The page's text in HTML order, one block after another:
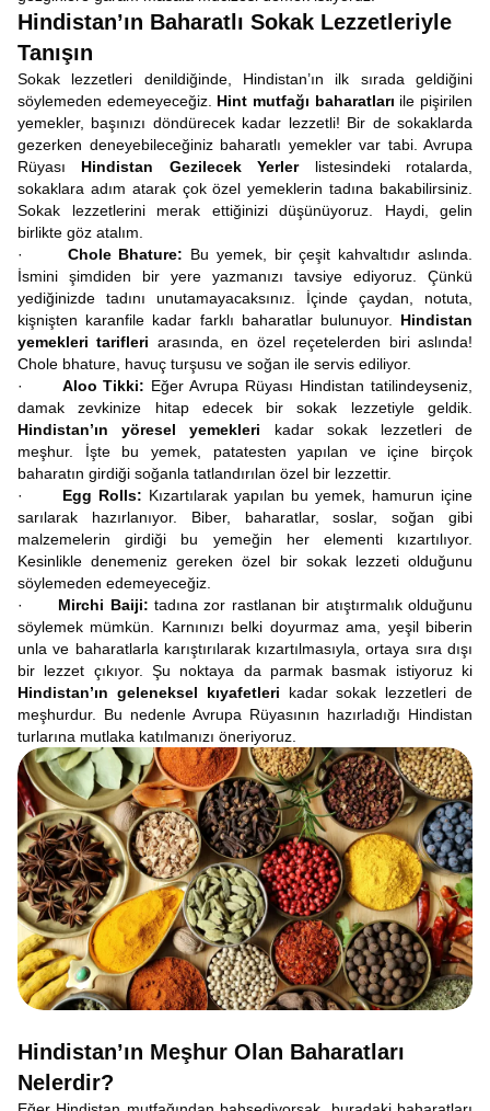
Hindistan’ın Baharatlı Sokak Lezzetleriyle
Tanışın
Sokak lezzetleri denildiğinde, Hindistan’ın ilk sırada geldiğini
söylemeden edemeyeceğiz. Hint mutfağı baharatları ile pişirilen
yemekler, başınızı döndürecek kadar lezzetli! Bir de sokaklarda
gezerken deneyebileceğiniz baharatlı yemekler var tabi. Avrupa
Rüyası Hindistan Gezilecek Yerler listesindeki rotalarda,
sokaklara adım atarak çok özel yemeklerin tadına bakabilirsiniz.
Sokak lezzetlerini merak ettiğinizi düşünüyoruz. Haydi, gelin
birlikte göz atalım.
· Chole Bhature: Bu yemek, bir çeşit kahvaltıdır aslında.
İsmini şimdiden bir yere yazmanızı tavsiye ediyoruz. Çünkü
yediğinizde tadını unutamayacaksınız. İçinde çaydan, notuta,
kişnişten karanfile kadar farklı baharatlar bulunuyor. Hindistan
yemekleri tarifleri arasında, en özel reçetelerden biri aslında!
Chole bhature, havuç turşusu ve soğan ile servis ediliyor.
· Aloo Tikki: Eğer Avrupa Rüyası Hindistan tatilindeyseniz,
damak zevkinize hitap edecek bir sokak lezzetiyle geldik.
Hindistan’ın yöresel yemekleri kadar sokak lezzetleri de
meşhur. İşte bu yemek, patatesten yapılan ve içine birçok
baharatın girdiği soğanla tatlandırılan özel bir lezzettir.
· Egg Rolls: Kızartılarak yapılan bu yemek, hamurun içine
sarılarak hazırlanıyor. Biber, baharatlar, soslar, soğan gibi
malzemelerin girdiği bu yemeğin her elementi kızartılıyor.
Kesinlikle denemeniz gereken özel bir sokak lezzeti olduğunu
söylemeden edemeyeceğiz.
· Mirchi Baiji:tadına zor rastlanan bir atıştırmalık olduğunu
söylemek mümkün. Karnınızı belki doyurmaz ama, yeşil biberin
unla ve baharatlarla karıştırılarak kızartılmasıyla, ortaya sıra dışı
bir lezzet çıkıyor. Şu noktaya da parmak basmak istiyoruz ki
Hindistan’ın geleneksel kıyafetleri kadar sokak lezzetleri de
meşhurdur. Bu nedenle Avrupa Rüyasının hazırladığı Hindistan
turlarına mutlaka katılmanızı öneriyoruz.
Hindistan’ın Meşhur Olan Baharatları
Nelerdir?